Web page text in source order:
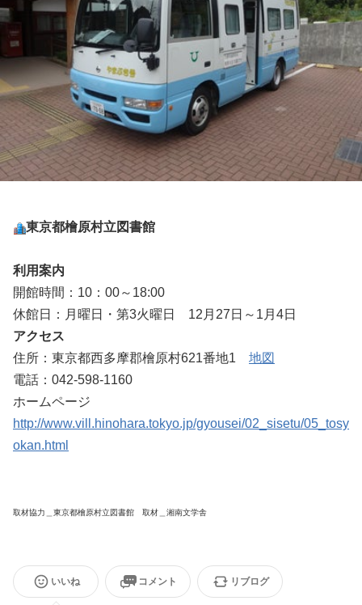
東京都檜原村立図書館
利用案内
開館時間：10：00～18:00
休館日：月曜日・第3火曜日 12月27日～1月4日
アクセス
住所：東京都西多摩郡檜原村621番地1 地図
電話：042-598-1160
ホームページ
http://www.vill.hinohara.tokyo.jp/gyousei/02_sisetu/05_tosy
okan.html
取材協力＿東京都檜原村立図書館 取材＿湘南文学舎
いいね コメント リブログ